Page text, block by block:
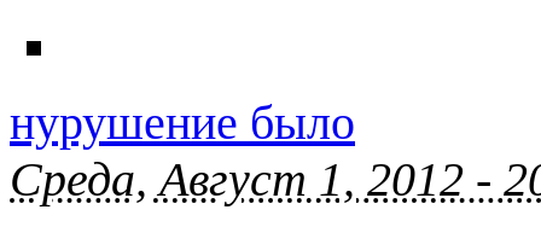
нурушение было
Среда, Август 1, 2012 -